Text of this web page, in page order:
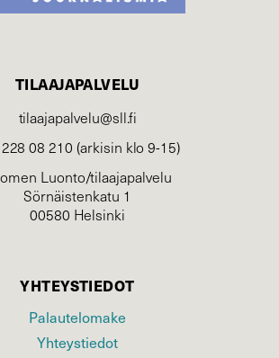
TILAAJAPALVELU
tilaajapalvelu@sll.fi
228 08 210 (arkisin klo 9-15)
Luonto/tilaajapalvelu
Sörnäistenkatu 1
00580 Helsinki
YHTEYSTIEDOT
Palautelomake
Yhteystiedot